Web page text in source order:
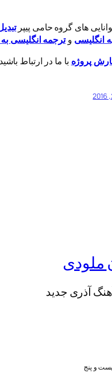
های گروه حامی پیپر
انگلیسی وترجمه انگلیسی
پروژه با ما در ارتباط باشید
ملودی
آذری جدید
و پنج